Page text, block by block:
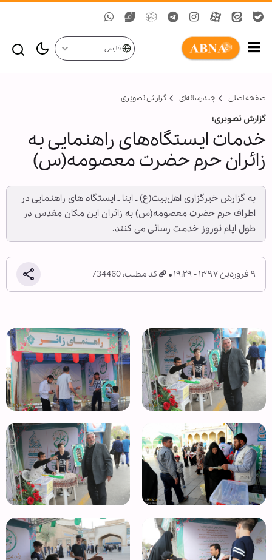
فارسی
صفحه اصلی چندرسانه‌ای گزارش تصويری
گزارش تصویری؛
خدمات ایستگاه‌های راهنمایی به
زائران حرم حضرت معصومه(س)
به گزارش خبرگزاری اهل‌بیت(ع) ـ ابنا ـ ایستگاه‌ های راهنمایی در
اطراف حرم حضرت معصومه(س) به زائران این مکان مقدس در
طول ایام نوروز خدمت رسانی می کنند.
۹ فروردین ۱۳۹۷ - ۱۹:۲۹ کد مطلب: 734460